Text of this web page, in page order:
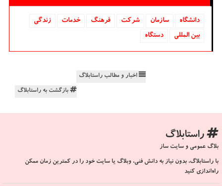
دانشگاه‌ سازمان شركت فرهنگ خدمات
زندگی
بین المللی
دستگاه
اخبار و مطالب راستابلاگ
بازگشت به راستابلاگ
راستابلاگ
بلاگ عمومی و سایت ساز
با راستابلاگ، بدون نیاز به دانش فنی، وبلاگ یا سایت خود را در کمترین زمان ممکن
راه‌اندازی کنید